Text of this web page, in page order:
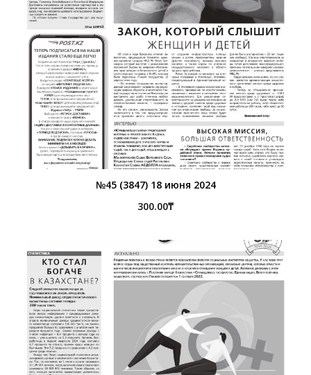
№45 (3847) 18 июня 2024
300.00₸